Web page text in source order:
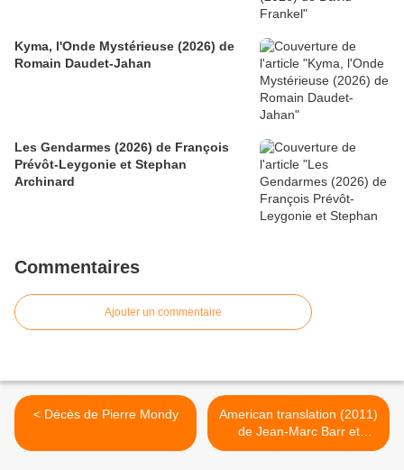
Kyma, l'Onde Mystérieuse (2026) de
Romain Daudet-Jahan
Les Gendarmes (2026) de François
Prévôt-Leygonie et Stephan
Archinard
Commentaires
Ajouter un commentaire
< Décès de Pierre Mondy
American translation (2011)
de Jean-Marc Barr et
Pascal Arnold >